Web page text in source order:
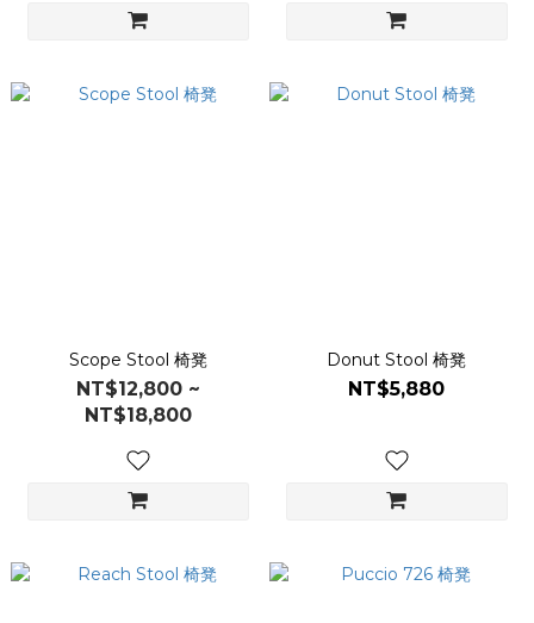
Scope Stool 椅凳
NT$12,800 ~
NT$18,800
Donut Stool 椅凳
NT$5,880